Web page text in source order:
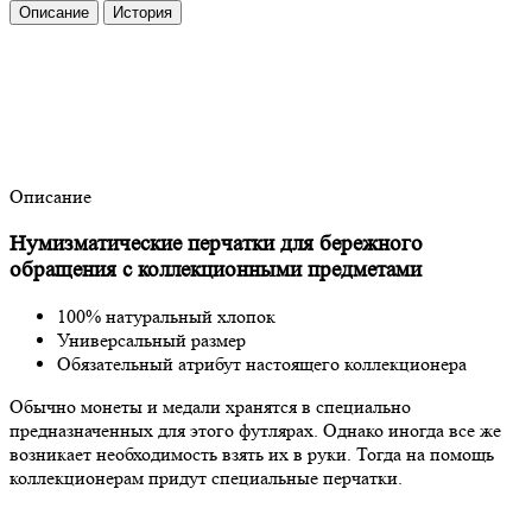
Описание История
Описание
Нумизматические перчатки для бережного
обращения с коллекционными предметами
100% натуральный хлопок
Универсальный размер
Обязательный атрибут настоящего коллекционера
Обычно монеты и медали хранятся в специально
предназначенных для этого футлярах. Однако иногда все же
возникает необходимость взять их в руки. Тогда на помощь
коллекционерам придут специальные перчатки.